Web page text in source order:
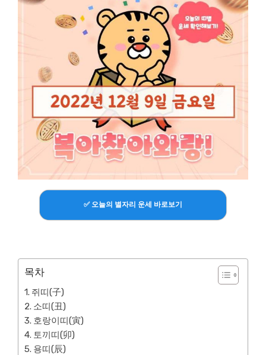
✅ 오늘의 별자리 운세 바로보기
목차
쥐띠(子)
소띠(丑)
호랑이띠(寅)
토끼띠(卯)
용띠(辰)